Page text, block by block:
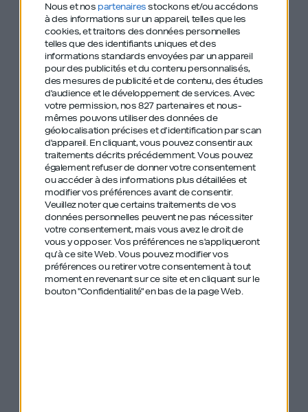
Nous et nos partenairesstockons et/ou accédons
à des informations sur un appareil, telles que les
cookies, et traitons des données personnelles
telles que des identifiants uniques et des
informations standards envoyées par un appareil
pour des publicités et du contenu personnalisés,
des mesures de publicité et de contenu, des études
d'audience et le développement de services.Avec
votre permission, nos 827 partenaires et nous-
mêmes pouvons utiliser des données de
géolocalisation précises et d’identification par scan
d'appareil. En cliquant, vous pouvez consentir aux
traitements décrits précédemment. Vous pouvez
également refuser de donner votre consentement
ou accéder à des informations plus détaillées et
modifier vos préférences avant de consentir.
Veuillez noter que certains traitements de vos
données personnelles peuvent ne pas nécessiter
votre consentement, mais vous avez le droit de
vous y opposer. Vos préférences ne s'appliqueront
qu’à ce site Web. Vous pouvez modifier vos
préférences ou retirer votre consentement à tout
moment en revenant sur ce site et en cliquant sur le
bouton "Confidentialité" en bas de la page Web.
project: to bring Kruder and Dorfmeister to the
2002 Jazz Fest. However, the pair of DJs refused,
the amount of money was simply not enough
(despite Perry’s many efforts to negotiate with a
huge bag of weed). The story could end here but
that’s not what happened. Instead, Perry Chen
took this opportunity to build a new project: what
if people could pledge a certain amount of money
for a project they believed in? That would be
Kickstarter. Now, 10 years after it’s creation on
April 28, 2009, the platform already funded over
165 projects.
“It took me 8 years between the moment
when I first imagined the projet and the one